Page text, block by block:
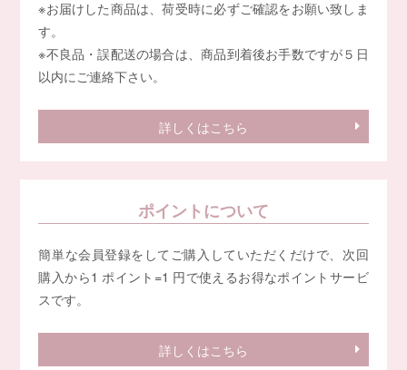
※お届けした商品は、荷受時に必ずご確認をお願い致しま
す。
※不良品・誤配送の場合は、商品到着後お手数ですが５日
以内にご連絡下さい。
詳しくはこちら
ポイントについて
簡単な会員登録をしてご購入していただくだけで、次回
購入から1 ポイント=1 円で使えるお得なポイントサービ
スです。
詳しくはこちら